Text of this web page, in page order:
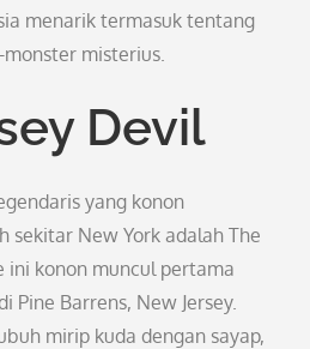
menarik termasuk tentang
misterius.
Devil
yang konon
sekitar New York adalah The
ini konon muncul pertama
Pine Barrens, New Jersey.
mirip kuda dengan sayap,